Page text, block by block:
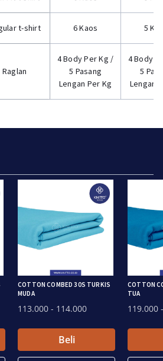
t-shirt 6 Kaos 5
Raglan
4 Body Per Kg /
5 Pasang
Lengan Per Kg
4 Body
5
Lengan
COTTON COMBED 30S TURKIS
MUDA
113.000 - 114.000
Beli
COTTON
TUA
119.000